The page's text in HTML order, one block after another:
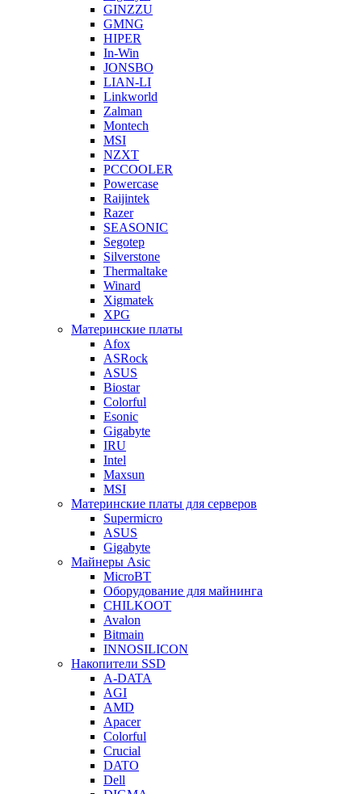
GINZZU
GMNG
HIPER
In-Win
JONSBO
LIAN-LI
Linkworld
Zalman
Montech
MSI
NZXT
PCCOOLER
Powercase
Raijintek
Razer
SEASONIC
Segotep
Silverstone
Thermaltake
Winard
Xigmatek
XPG
Материнские платы
Afox
ASRock
ASUS
Biostar
Colorful
Esonic
Gigabyte
IRU
Intel
Maxsun
MSI
Материнские платы для серверов
Supermicro
ASUS
Gigabyte
Майнеры Asic
MicroBT
Оборудование для майнинга
CHILKOOT
Avalon
Bitmain
INNOSILICON
Накопители SSD
A-DATA
AGI
AMD
Apacer
Colorful
Crucial
DATO
Dell